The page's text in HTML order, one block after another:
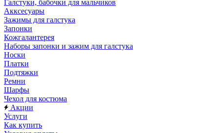
Галстуки, бабочки для мальчиков
Акксесуары
Зажимы для галстука
Запонки
Кожгалантерея
Наборы запонки и зажим для галстука
Носки
Платки
Подтяжки
Ремни
Шарфы
Чехол для костюма
Акции
Услуги
Как купить